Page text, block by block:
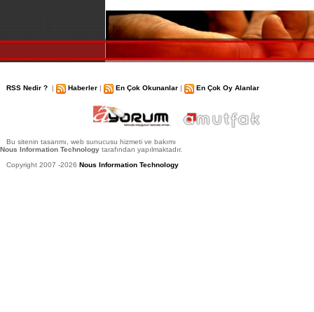
RSS Nedir ? | Haberler | En Çok Okunanlar | En Çok Oy Alanlar
Bu sitenin tasarımı, web sunucusu hizmeti ve bakımı
Nous Information Technology tarafından yapılmaktadır.
Copyright 2007 -2026 Nous Information Technology